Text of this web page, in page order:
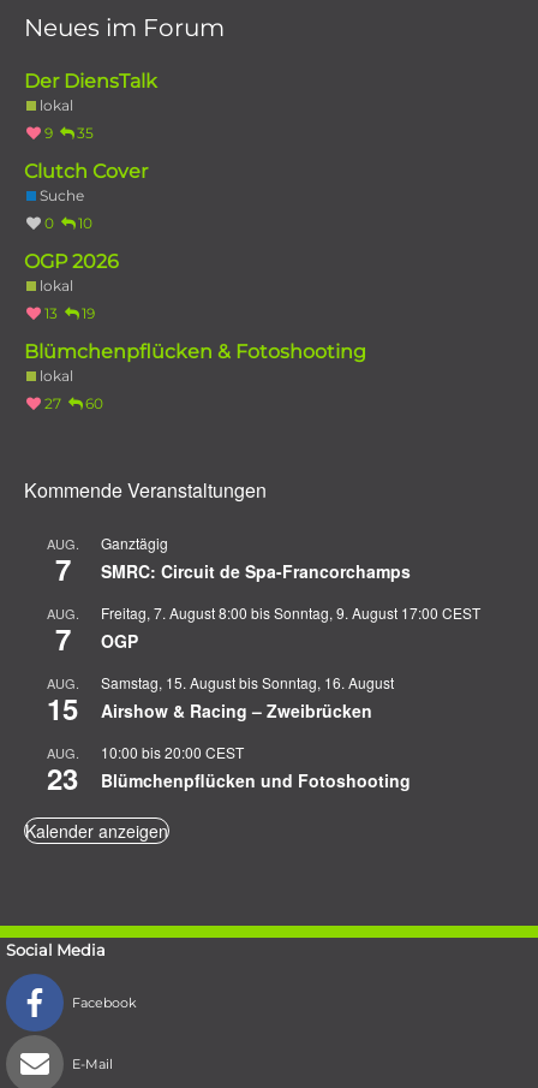
Neues im Forum
Der DiensTalk
lokal
9 35
Clutch Cover
Suche
0 10
OGP 2026
lokal
13 19
Blümchenpflücken & Fotoshooting
lokal
27 60
Kommende Veranstaltungen
AUG.
7
Ganztägig
SMRC: Circuit de Spa-Francorchamps
AUG.
7
Freitag, 7. August 8:00 bisSonntag, 9. August 17:00 CEST
OGP
AUG.
15
Samstag, 15. AugustbisSonntag, 16. August
Airshow & Racing – Zweibrücken
AUG.
23
10:00 bis20:00 CEST
Blümchenpflücken und Fotoshooting
Kalender anzeigen
Social Media
Facebook
E-Mail